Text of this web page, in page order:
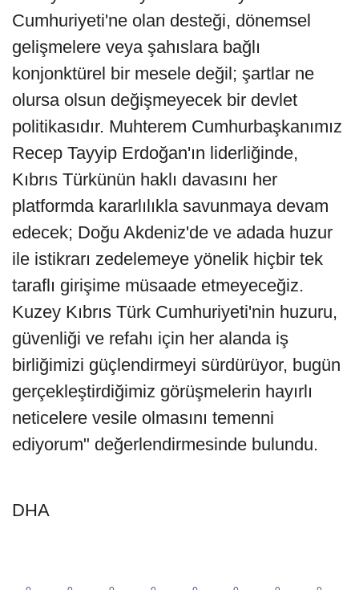
Cumhuriyeti'ne olan desteği, dönemsel
gelişmelere veya şahıslara bağlı
konjonktürel bir mesele değil; şartlar ne
olursa olsun değişmeyecek bir devlet
politikasıdır. Muhterem Cumhurbaşkanımız
Recep Tayyip Erdoğan'ın liderliğinde,
Kıbrıs Türkünün haklı davasını her
platformda kararlılıkla savunmaya devam
edecek; Doğu Akdeniz'de ve adada huzur
ile istikrarı zedelemeye yönelik hiçbir tek
taraflı girişime müsaade etmeyeceğiz.
Kuzey Kıbrıs Türk Cumhuriyeti'nin huzuru,
güvenliği ve refahı için her alanda iş
birliğimizi güçlendirmeyi sürdürüyor, bugün
gerçekleştirdiğimiz görüşmelerin hayırlı
neticelere vesile olmasını temenni
ediyorum" değerlendirmesinde bulundu.
DHA